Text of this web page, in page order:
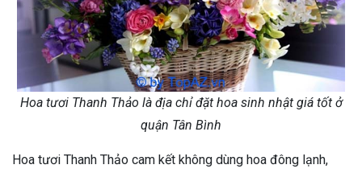
Hoa tươi Thanh Thảo là địa chỉ đặt hoa sinh nhật giá tốt ở
quận Tân Bình
Hoa tươi Thanh Thảo cam kết không dùng hoa đông lạnh,